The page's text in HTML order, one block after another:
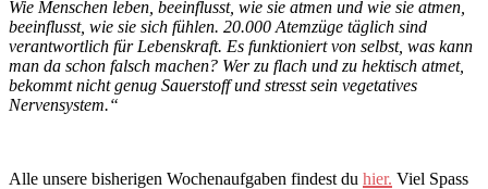
Wie Menschen leben, beeinflusst, wie sie atmen und wie sie atmen,
beeinflusst, wie sie sich fühlen. 20.000 Atemzüge täglich sind
verantwortlich für Lebenskraft. Es funktioniert von selbst, was kann
man da schon falsch machen? Wer zu flach und zu hektisch atmet,
bekommt nicht genug Sauerstoff und stresst sein vegetatives
Nervensystem.“
Alle unsere bisherigen Wochenaufgaben findest du hier. Viel Spass